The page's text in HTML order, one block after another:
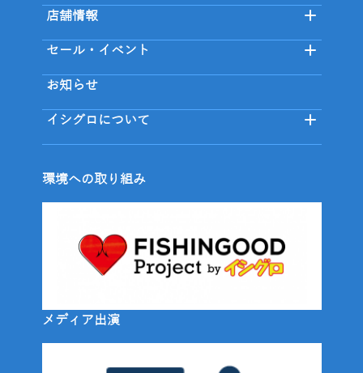
店舗情報
セール・イベント
お知らせ
イシグロについて
環境への取り組み
メディア出演